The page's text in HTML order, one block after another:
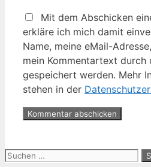
Mit dem Abschicken
erkläre ich mich damit
Name, meine eMail-
mein Kommentartext durch
gespeichert werden. Mehr
stehen in der
Suche